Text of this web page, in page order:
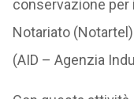
conservazione per
Notariato
(AID – Agenzia